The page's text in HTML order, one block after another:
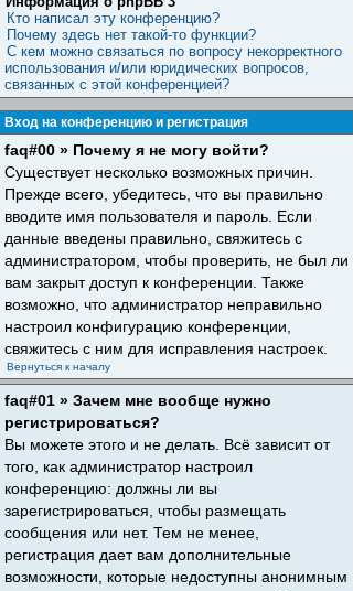
Кто написал эту конференцию?
Почему здесь нет такой-то функции?
С кем можно связаться по вопросу некорректного
использования и/или юридических вопросов,
связанных с этой конференцией?
Вход на конференцию и регистрация
faq#00 » Почему я не могу войти?
Существует несколько возможных причин.
Прежде всего, убедитесь, что вы правильно
вводите имя пользователя и пароль. Если
данные введены правильно, свяжитесь с
администратором, чтобы проверить, не был ли
вам закрыт доступ к конференции. Также
возможно, что администратор неправильно
настроил конфигурацию конференции,
свяжитесь с ним для исправления настроек.
Вернуться к началу
faq#01 » Зачем мне вообще нужно
регистрироваться?
Вы можете этого и не делать. Всё зависит от
того, как администратор настроил
конференцию: должны ли вы
зарегистрироваться, чтобы размещать
сообщения или нет. Тем не менее,
регистрация дает вам дополнительные
возможности, которые недоступны анонимным